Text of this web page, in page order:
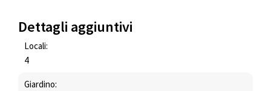
Dettagli aggiuntivi
Locali:
4
Giardino: